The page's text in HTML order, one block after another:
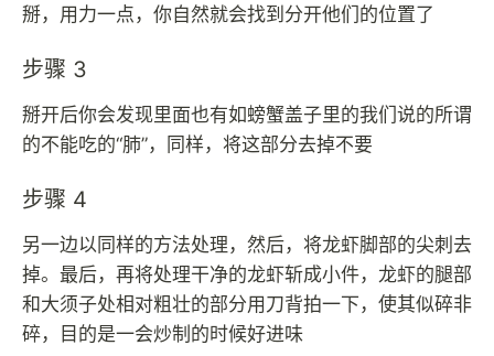
掰，用力一点，你自然就会找到分开他们的位置了
步骤 3
掰开后你会发现里面也有如螃蟹盖子里的我们说的所谓
的不能吃的“肺”，同样，将这部分去掉不要
步骤 4
另一边以同样的方法处理，然后，将龙虾脚部的尖刺去
掉。最后，再将处理干净的龙虾斩成小件，龙虾的腿部
和大须子处相对粗壮的部分用刀背拍一下，使其似碎非
碎，目的是一会炒制的时候好进味